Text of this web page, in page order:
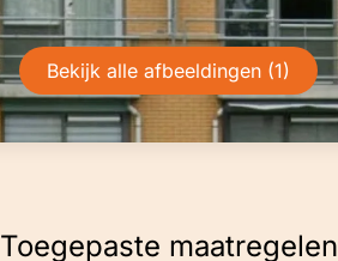
Bekijk alle afbeeldingen (1)
Toegepaste maatregelen